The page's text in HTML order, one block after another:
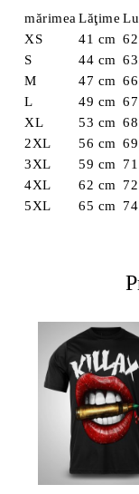
mărimea Lăţime
XS
41 cm
S
44 cm
M
47 cm
L
49 cm
XL
53 cm
2XL
56 cm
3XL
59 cm
4XL
62 cm
5XL
65 cm